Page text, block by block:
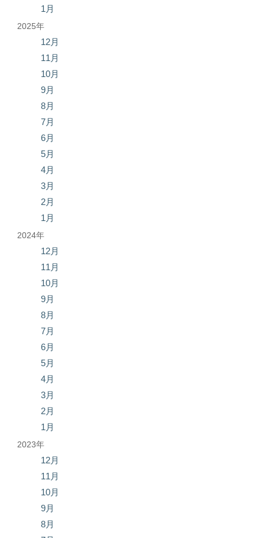
1月
2025年
12月
11月
10月
9月
8月
7月
6月
5月
4月
3月
2月
1月
2024年
12月
11月
10月
9月
8月
7月
6月
5月
4月
3月
2月
1月
2023年
12月
11月
10月
9月
8月